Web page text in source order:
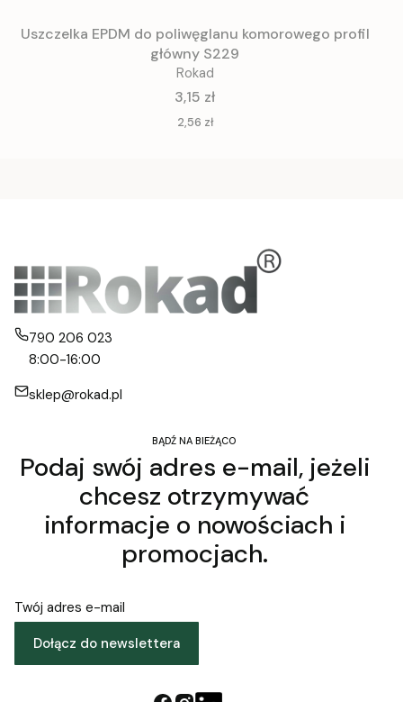
Uszczelka EPDM do poliwęglanu komorowego profil
główny S229
Rokad
Cena
3,15 zł
Cena
2,56 zł
790 206 023
8:00-16:00
sklep@rokad.pl
BĄDŹ NA BIEŻĄCO
Podaj swój adres e-mail, jeżeli
chcesz otrzymywać
informacje o nowościach i
promocjach.
Twój adres e-mail
Dołącz do newslettera